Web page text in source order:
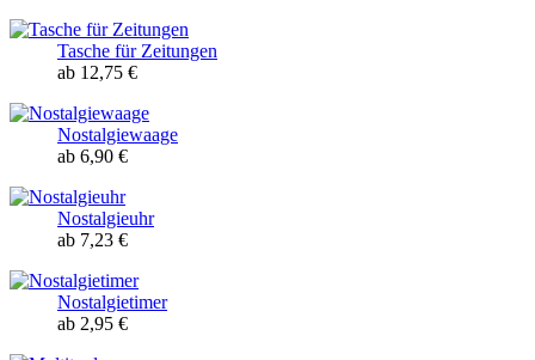
Tasche für Zeitungen
ab 12,75 €
Nostalgiewaage
ab 6,90 €
Nostalgieuhr
ab 7,23 €
Nostalgietimer
ab 2,95 €